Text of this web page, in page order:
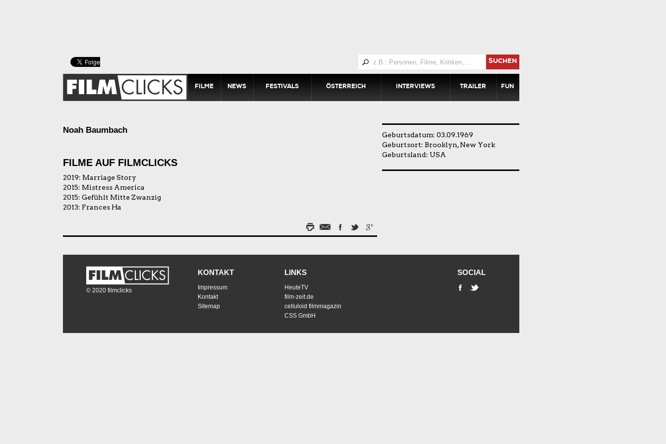
SUCHEN
FILME NEWS FESTIVALS ÖSTERREICH INTERVIEWS TRAILER FUN
Noah Baumbach
FILME AUF FILMCLICKS
2019: Marriage Story
2015: Mistress America
2015: Gefühlt Mitte Zwanzig
2013: Frances Ha
Geburtsdatum: 03.09.1969
Geburtsort: Brooklyn, New York
Geburtsland: USA
© 2020 filmclicks
KONTAKT
Impressum
Kontakt
Sitemap
LINKS
HeuteTV
film-zeit.de
celluloid filmmagazin
CSS GmbH
SOCIAL